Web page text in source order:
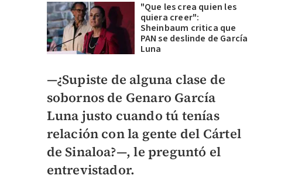
"Que les crea quien les
quiera creer":
Sheinbaum critica que
PAN se deslinde de García
Luna
—¿Supiste de alguna clase de
sobornos de Genaro García
Luna justo cuando tú tenías
relación con la gente del Cártel
de Sinaloa?—, le preguntó el
entrevistador.